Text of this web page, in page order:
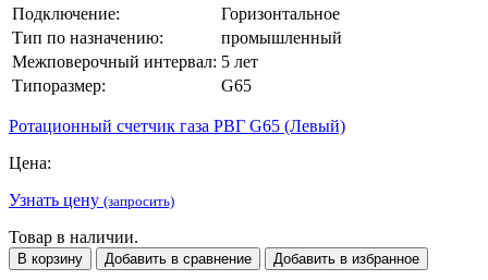
Подключение:
Горизонтальное
Тип по назначению:
промышленный
Межповерочный интервал: 5 лет
Типоразмер:
G65
Ротационный счетчик газа РВГ G65 (Левый)
Цена:
Узнать цену (запросить)
Товар в наличии.
В корзину Добавить в сравнение Добавить в избранное